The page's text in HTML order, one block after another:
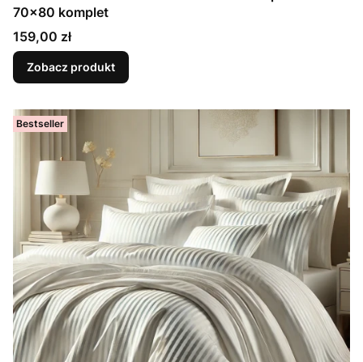
70x80 komplet
Cena
159,00 zł
Zobacz produkt
Bestseller